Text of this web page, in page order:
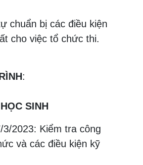
chuẩn bị các điều kiện
cho việc tổ chức thi.
:
SINH
3/2023: Kiểm tra công
và các điều kiện kỹ